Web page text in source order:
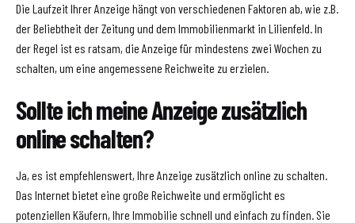
Die Laufzeit Ihrer Anzeige hängt von verschiedenen Faktoren ab, wie z.B.
der Beliebtheit der Zeitung und dem Immobilienmarkt in Lilienfeld. In
der Regel ist es ratsam, die Anzeige für mindestens zwei Wochen zu
schalten, um eine angemessene Reichweite zu erzielen.
Sollte ich meine Anzeige zusätzlich
online schalten?
Ja, es ist empfehlenswert, Ihre Anzeige zusätzlich online zu schalten.
Das Internet bietet eine große Reichweite und ermöglicht es
potenziellen Käufern, Ihre Immobilie schnell und einfach zu finden. Sie